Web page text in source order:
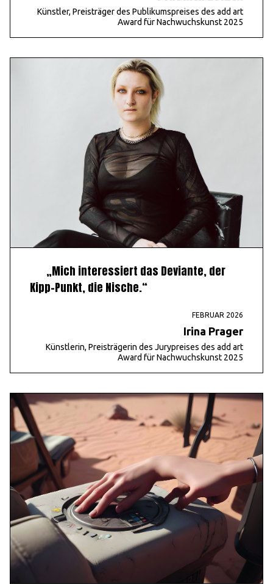
Künstler, Preisträger des Publikumspreises des add art
Award für Nachwuchskunst 2025
„Mich interessiert das Deviante, der
Kipp-Punkt, die Nische.“
FEBRUAR 2026
Irina Prager
Künstlerin, Preisträgerin des Jurypreises des add art
Award für Nachwuchskunst 2025